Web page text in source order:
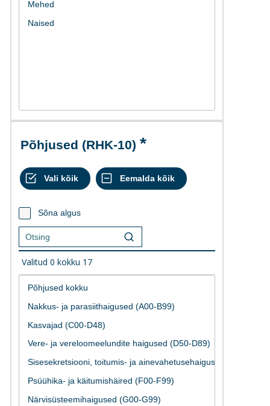
Põhjused (RHK-10)
Sõna algus
Valitud 0 kokku 17